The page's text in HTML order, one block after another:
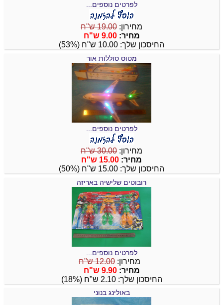
לפרטים נוספים...
מחירון: 19.00 ש"ח
מחיר:9.00 ש"ח
החיסכון שלך: 10.00 ש"ח (53%)
מטוס סוללות אור
לפרטים נוספים...
מחירון: 30.00 ש"ח
מחיר: 15.00 ש"ח
החיסכון שלך: 15.00 ש"ח (50%)
רובוטים שלישיה באריזה
לפרטים נוספים...
מחירון: 12.00 ש"ח
מחיר:9.90 ש"ח
החיסכון שלך: 2.10 ש"ח (18%)
באולינג בנוני